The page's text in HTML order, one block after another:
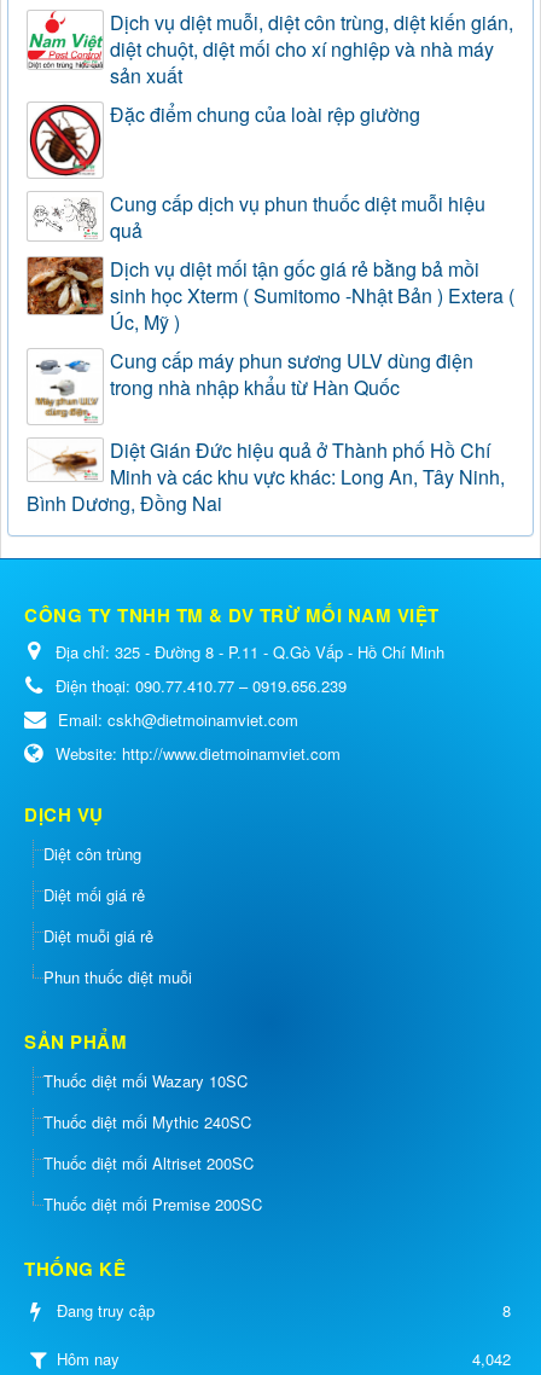
Dịch vụ diệt muỗi, diệt côn trùng, diệt kiến gián,
diệt chuột, diệt mối cho xí nghiệp và nhà máy
sản xuất
Đặc điểm chung của loài rệp giường
Cung cấp dịch vụ phun thuốc diệt muỗi hiệu
quả
Dịch vụ diệt mối tận gốc giá rẻ bằng bả mồi
sinh học Xterm ( Sumitomo -Nhật Bản ) Extera (
Úc, Mỹ )
Cung cấp máy phun sương ULV dùng điện
trong nhà nhập khẩu từ Hàn Quốc
Diệt Gián Đức hiệu quả ở Thành phố Hồ Chí
Minh và các khu vực khác: Long An, Tây Ninh,
Bình Dương, Đồng Nai
CÔNG TY TNHH TM & DV TRỪ MỐI NAM VIỆT
Địa chỉ: 325 - Đường 8 - P.11 - Q.Gò Vấp - Hồ Chí Minh
Điện thoại: 090.77.410.77 – 0919.656.239
Email: cskh@dietmoinamviet.com
Website: http://www.dietmoinamviet.com
DỊCH VỤ
Diệt côn trùng
Diệt mối giá rẻ
Diệt muỗi giá rẻ
Phun thuốc diệt muỗi
SẢN PHẨM
Thuốc diệt mối Wazary 10SC
Thuốc diệt mối Mythic 240SC
Thuốc diệt mối Altriset 200SC
Thuốc diệt mối Premise 200SC
THỐNG KÊ
Đang truy cập 8
Hôm nay 4,042